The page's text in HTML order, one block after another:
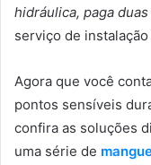
hidráulica, paga duas
serviço de
Agora que você
pontos sensíveis
confira as soluções
uma série de